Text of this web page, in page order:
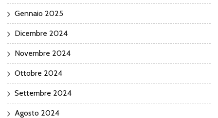
Gennaio 2025
Dicembre 2024
Novembre 2024
Ottobre 2024
Settembre 2024
Agosto 2024